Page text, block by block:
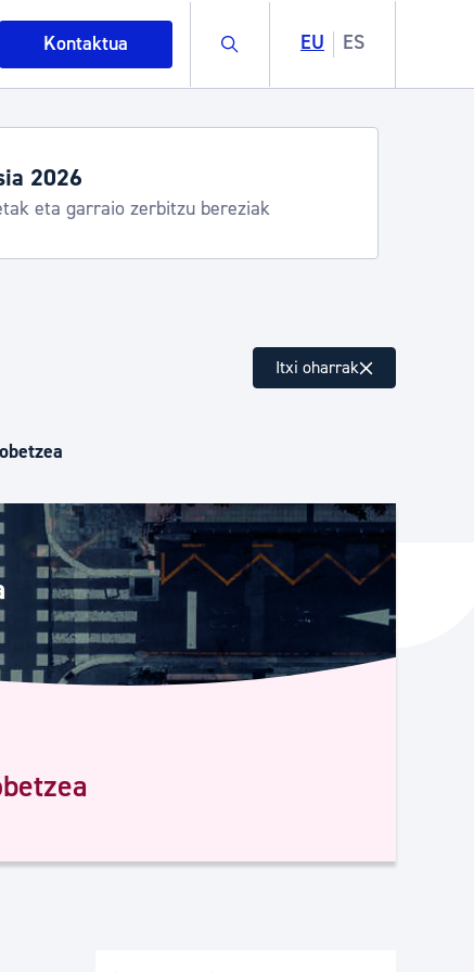
Kontaktua Buscar EU ES
eta ingurumena
eta bizikidetza
2026
eta garraio zerbitzu bereziak
Itxi oharrak